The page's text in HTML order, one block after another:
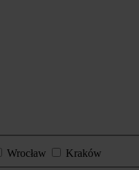
Wrocław
Kraków